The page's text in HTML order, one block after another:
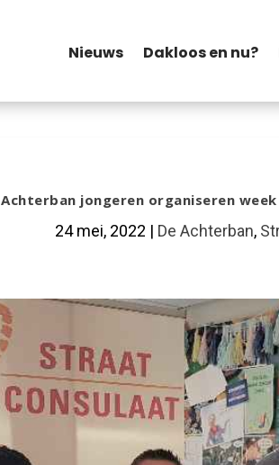
Nieuws Dakloos en nu?
Achterban jongeren organiseren
24 mei, 2022 | De Achterban,